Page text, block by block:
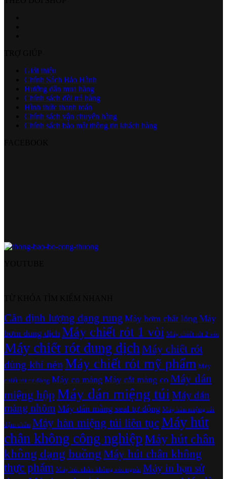
Giới thiệu
Chính Sách Bảo Hành
Hướng dẫn mua hàng
Chính sách đổi trả hàng
Hình thức thanh toán
Chính sách vận chuyển hàng
Chính sách bảo mật thông tin khách hàng
Cân định lượng dạng rung Máy bơm chất lỏng Máy
bơm dung dịch Máy chiết rót 1 vòi Máy chiết rót 2 vòi
Máy chiết rót dung dịch Máy chiết rót
dùng khí nén Máy chiết rót mỹ phẩm Máy
chiết rót tự động Máy co màng Máy cắt màng co Máy dán
miệng hộpMáy dán miệng túi Máy dán
màng nhôm Máy dán màng seal tự động Máy hàn miệng túi
dậm chân Máy hàn miệng túi liên tụcMáy hút
chân không công nghiệpMáy hút chân
không dạng buồngMáy hút chân không
thực phẩm Máy hút chân không vòi ngoài Máy in hạn sử